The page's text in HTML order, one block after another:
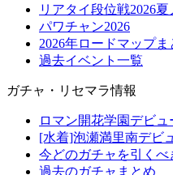
リアタイ段位戦2026夏
パワチャン2026
2026年ロードマップま
過去イベント一覧
ガチャ・リセマラ情報
ロマン開花学園デビュ
[水着]泡瀬満里南デビ
今どのガチャを引くべ
過去のガチャまとめ